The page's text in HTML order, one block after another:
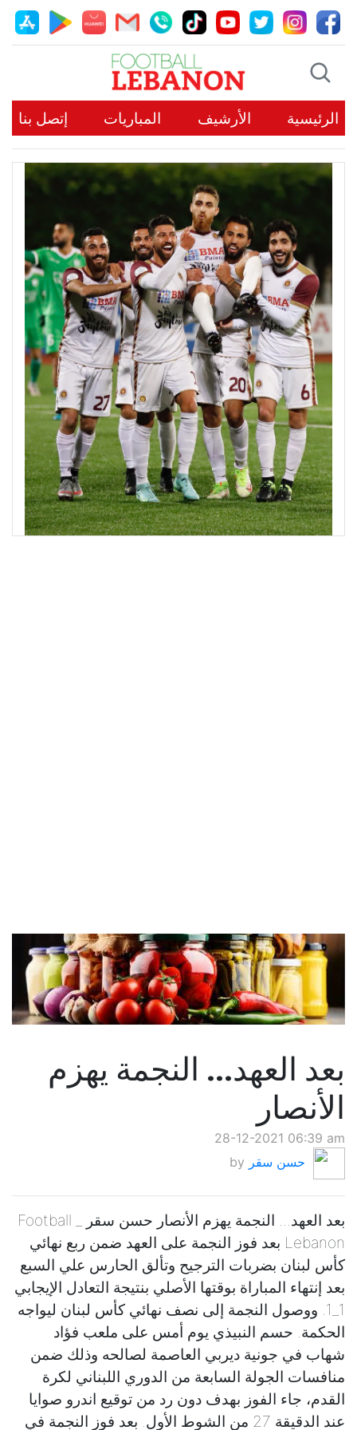
الرئيسية الأرشيف المباريات إتصل بنا
بعد العهد... النجمة يهزم
الأنصار
28-12-2021 06:39 am
by حسن سقر
بعد العهد... النجمة يهزم الأنصار حسن سقر _ Football
Lebanon بعد فوز النجمة على العهد ضمن ربع نهائي
كأس لبنان بضربات الترجيح وتألق الحارس علي السبع
بعد إنتهاء المباراة بوقتها الأصلي بنتيجة التعادل الإيجابي
1_1. ووصول النجمة إلى نصف نهائي كأس لبنان ليواجه
الحكمة. حسم النبيذي يوم أمس على ملعب فؤاد
شهاب في جونية ديربي العاصمة لصالحه وذلك ضمن
منافسات الجولة السابعة من الدوري اللبناني لكرة
القدم، جاء الفوز بهدف دون رد من توقيع اندرو صوايا
عند الدقيقة 27 من الشوط الأول. بعد فوز النجمة في